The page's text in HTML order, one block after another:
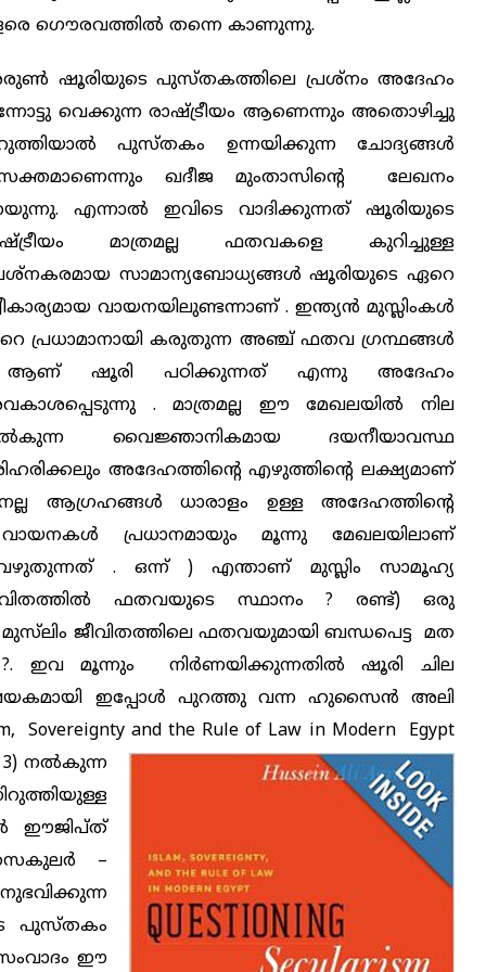
ഗൌരവത്തില്‍ തന്നെ കാണുന്നു.
ഷൂരിയുടെ പുസ്തകത്തിലെ പ്രശ്നം അദേഹം
വെക്കുന്ന രാഷ്ട്രീയം ആണെന്നും അതൊഴിച്ചു
പുസ്തകം ഉന്നയിക്കുന്ന ചോദ്യങ്ങള്‍
ഖദീജ മുംതാസിന്റെ ലേഖനം
എന്നാല്‍ ഇവിടെ വാദിക്കുന്നത് ഷൂരിയുടെ
മാത്രമല്ല ഫതവകളെ കുറിച്ചുള്ള
സാമാന്യബോധ്യങ്ങള്‍ ഷൂരിയുടെ ഏറെ
വായനയിലുണ്ടന്നാണ് . ഇന്ത്യന്‍ മുസ്ലിംകള്‍
പ്രധാമാനായി കരുതുന്ന അഞ്ച് ഫതവ ഗ്രന്ഥങ്ങള്‍
ഷൂരി പഠിക്കുന്നത് എന്നു അദേഹം
. മാത്രമല്ല ഈ മേഖലയില്‍ നില
വൈജ്ഞാനികമായ ദയനീയാവസ്ഥ
അദേഹത്തിന്റെ എഴുത്തിന്റെ ലക്ഷ്യമാണ്‌
ആഗ്രഹങ്ങള്‍ ധാരാളം ഉള്ള അദേഹത്തിന്റെ
പ്രധാനമായും മൂന്നു മേഖലയിലാണ്
. ഒന്ന് ) എന്താണ് മുസ്ലിം സാമൂഹ്യ
ഫതവയുടെ സ്ഥാനം ? രണ്ട്) ഒരു
ജീവിതത്തിലെ ഫതവയുമായി ബന്ധപെട്ട മത
?. ഇവ മൂന്നും നിര്‍ണയിക്കുന്നതില്‍ ഷൂരി ചില
ഇപ്പോള്‍ പുറത്തു വന്ന ഹുസൈന്‍ അലി
and the Rule of Law in Modern Egypt
നല്‍കുന്ന
ഈജിപ്ത്
–
പുസ്തകം
ഈ